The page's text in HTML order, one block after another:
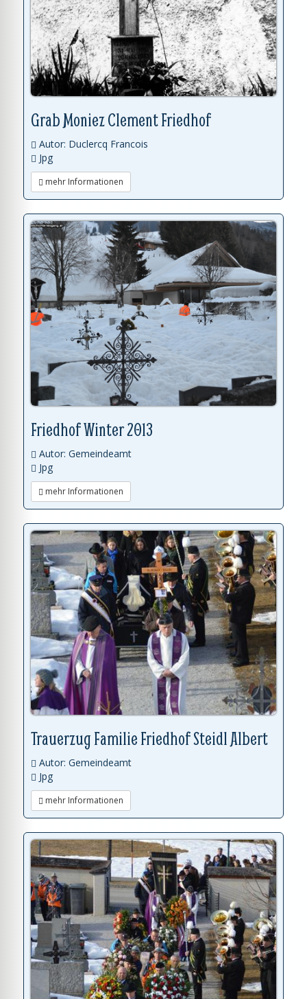
Grab Moniez Clement Friedhof
Autor: Duclercq Francois
Jpg
mehr Informationen
Friedhof Winter 2013
Autor: Gemeindeamt
Jpg
mehr Informationen
Trauerzug Familie Friedhof Steidl Albert
Autor: Gemeindeamt
Jpg
mehr Informationen